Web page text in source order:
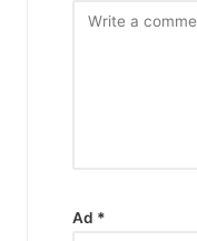
Ad *